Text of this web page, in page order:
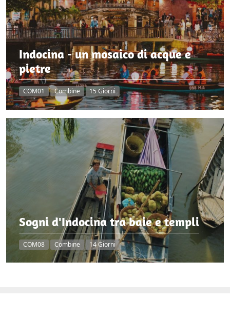
Indocina - un mosaico di acque e
pietre
COM01 Combine 15 Giorni
Sogni d'Indocina tra baie e templi
COM08 Combine 14 Giorni